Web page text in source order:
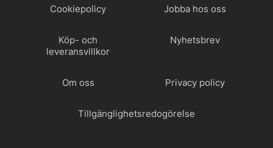
Cookiepolicy Jobba hos oss
Köp- och
leveransvillkor
Nyhetsbrev
Om oss Privacy policy
Tillgänglighetsredogörelse